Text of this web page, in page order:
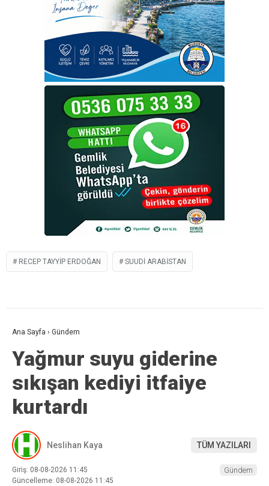
RECEP TAYYIP ERDOĞAN SUUDI ARABISTAN
Ana Sayfa › Gündem
Yağmur suyu giderine
sıkışan kediyi itfaiye
kurtardı
Neslihan Kaya TÜM YAZILARI
Giriş: 08-08-2026 11:45
Güncelleme: 08-08-2026 11:45
Gündem